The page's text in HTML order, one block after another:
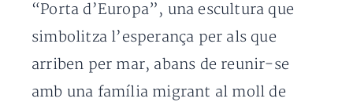
“Porta d’Europa”, una escultura que
simbolitza l’esperança per als que
arriben per mar, abans de reunir-se
amb una família migrant al moll de